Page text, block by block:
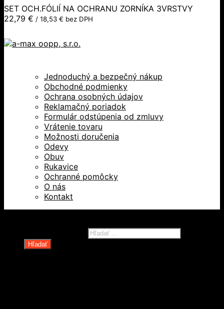
SET OCH.FÓLIÍ NA OCHRANU ZORNÍKA 3VRSTVY
22,79 € / 18,53 € bez DPH
Jednoduchý a bezpečný nákup
Obchodné podmienky
Ochrana osobných údajov
Reklamačný poriadok
Formulár odstúpenia od zmluvy
Vrátenie tovaru
Možnosti doručenia
Odevy
Obuv
Rukavice
Ochranné pomôcky
O nás
Kontakt
Hľadať